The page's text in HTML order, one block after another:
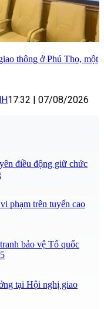
thông ở Phú Thọ, một
17:32 07/08/2026
điều động giữ chức
phạm trên tuyến cao
bảo vệ Tổ quốc
tại Hội nghị giao